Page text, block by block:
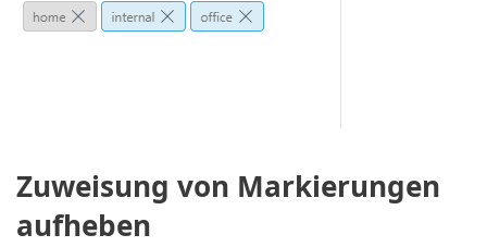
Zuweisung von Markierungen
aufheben